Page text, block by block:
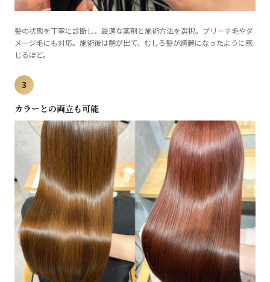
髪の状態を丁寧に診断し、最適な薬剤と施術方法を選択。ブリーチ毛やダ
メージ毛にも対応。施術後は艶が出て、むしろ髪が綺麗になったように感
じるほど。
3
カラーとの両立も可能